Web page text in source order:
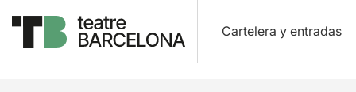
Cartelera y entradas